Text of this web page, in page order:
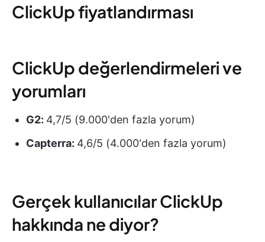
ClickUp fiyatlandırması
ClickUp değerlendirmeleri ve
yorumları
G2: 4,7/5 (9.000'den fazla yorum)
Capterra: 4,6/5 (4.000'den fazla yorum)
Gerçek kullanıcılar ClickUp
hakkında ne diyor?